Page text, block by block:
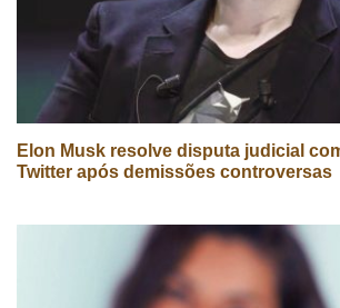
Elon Musk resolve disputa judicial
Twitter após demissões controversas